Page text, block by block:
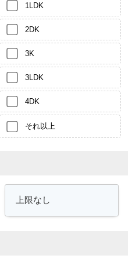
1LDK
2DK
3K
3LDK
4DK
それ以上